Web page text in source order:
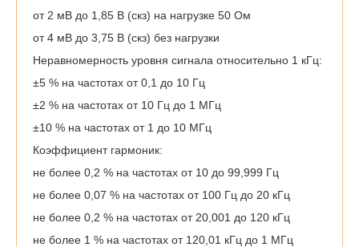
от 2 мВ до 1,85 В (скз) на нагрузке 50 Ом
от 4 мВ до 3,75 В (скз) без нагрузки
Неравномерность уровня сигнала относительно 1 кГц:
±5 % на частотах от 0,1 до 10 Гц
±2 % на частотах от 10 Гц до 1 МГц
±10 % на частотах от 1 до 10 МГц
Коэффициент гармоник:
не более 0,2 % на частотах от 10 до 99,999 Гц
не более 0,07 % на частотах от 100 Гц до 20 кГц
не более 0,2 % на частотах от 20,001 до 120 кГц
не более 1 % на частотах от 120,01 кГц до 1 МГц